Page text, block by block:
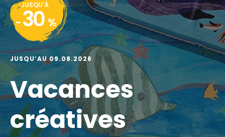
JUSQU'À
- 30 %
JUSQU’AU 09.08.2026
Vacances
créatives